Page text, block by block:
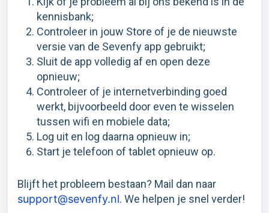
kennisbank;
Controleer in jouw Store of je de nieuwste
versie van de Sevenfy app gebruikt;
Sluit de app volledig af en open deze
opnieuw;
Controleer of je internetverbinding goed
werkt, bijvoorbeeld door even te wisselen
tussen wifi en mobiele data;
Log uit en log daarna opnieuw in;
Start je telefoon of tablet opnieuw op.
Blijft het probleem bestaan? Mail dan naar
support@sevenfy.nl. We helpen je snel verder!